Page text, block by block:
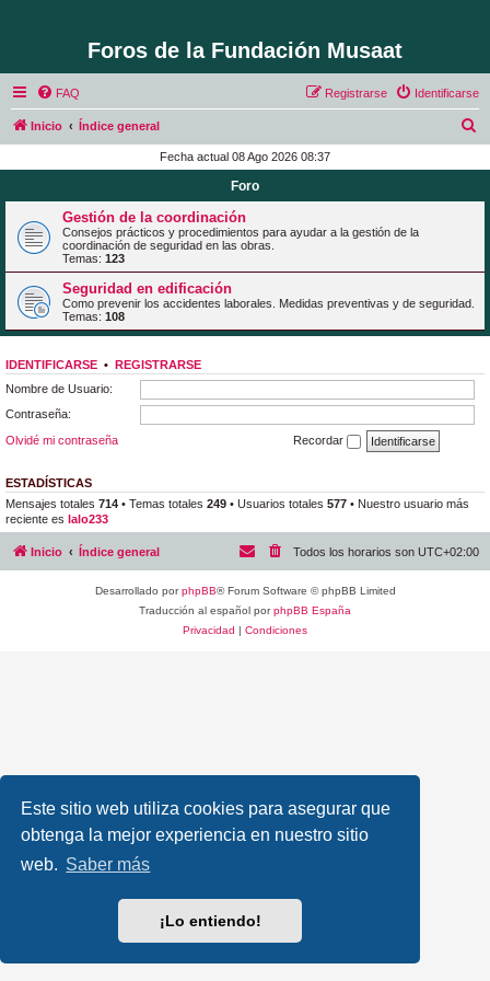
Este sitio web utiliza cookies para asegurar que
obtenga la mejor experiencia en nuestro sitio
web. Saber más
¡Lo entiendo!
Foros de la Fundación Musaat
FAQ Identificarse
Registrarse
Inicio Índice general
c
Fecha actual 08 Ago 2026 08:37
Foro
Gestión de la coordinación
Consejos prácticos y procedimientos para ayudar a la gestión de la
coordinación de seguridad en las obras.
Temas: 123
Seguridad en edificación
Como prevenir los accidentes laborales. Medidas preventivas y de seguridad.
Temas: 108
IDENTIFICARSE • REGISTRARSE
Nombre de Usuario:
Contraseña:
Olvidé mi contraseña
Recordar
ESTADÍSTICAS
Mensajes totales 714 • Temas totales 249 • Usuarios totales 577 • Nuestro usuario más
reciente es lalo233
Inicio Índice general Todos los horarios son UTC+02:00
Desarrollado porphpBB® Forum Software © phpBB Limited
Traducción al español porphpBB España
Privacidad | Condiciones